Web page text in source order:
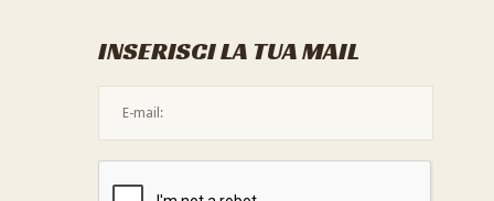
INSERISCI LA TUA MAIL